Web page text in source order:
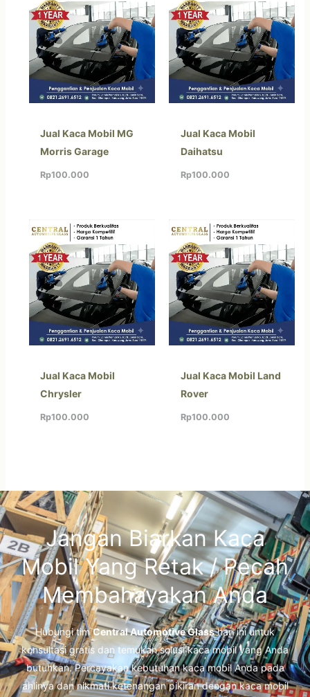
Jual Kaca Mobil MG
Morris Garage
Rp100.000
Jual Kaca Mobil
Daihatsu
Rp100.000
Jual Kaca Mobil
Chrysler
Rp100.000
Jual Kaca Mobil Land
Rover
Rp100.000
Jangan Biarkan Kaca
Mobil Yang Retak / Pecah
Membahayakan Anda
Hubungi timCentral Automotive Glasshari ini untuk
konsultasi gratis dan temukan solusi kaca mobil yang Anda
butuhkan. Percayakan kebutuhan kaca mobil Anda pada
ahlinya dan nikmati ketenangan pikiran dengan kaca mobil